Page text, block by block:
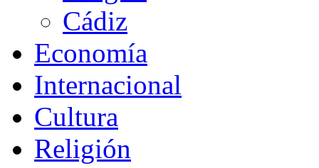
Cádiz
Economía
Internacional
Cultura
Religión